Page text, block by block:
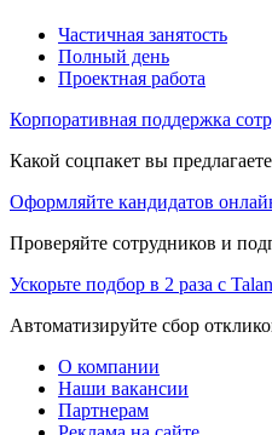
Частичная занятость
Полный день
Проектная работа
Корпоративная поддержка
Какой соцпакет вы
Оформляйте кандидатов
Проверяйте сотрудников и
Ускорьте подбор в 2 раза с
Автоматизируйте сбор
О компании
Наши вакансии
Партнерам